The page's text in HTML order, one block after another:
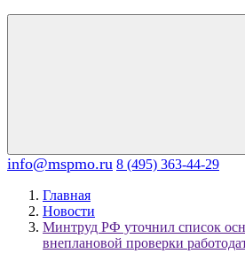
info@mspmo.ru 8 (495) 363-44-29
Главная
Новости
Минтруд РФ уточнил список
внеплановой проверки